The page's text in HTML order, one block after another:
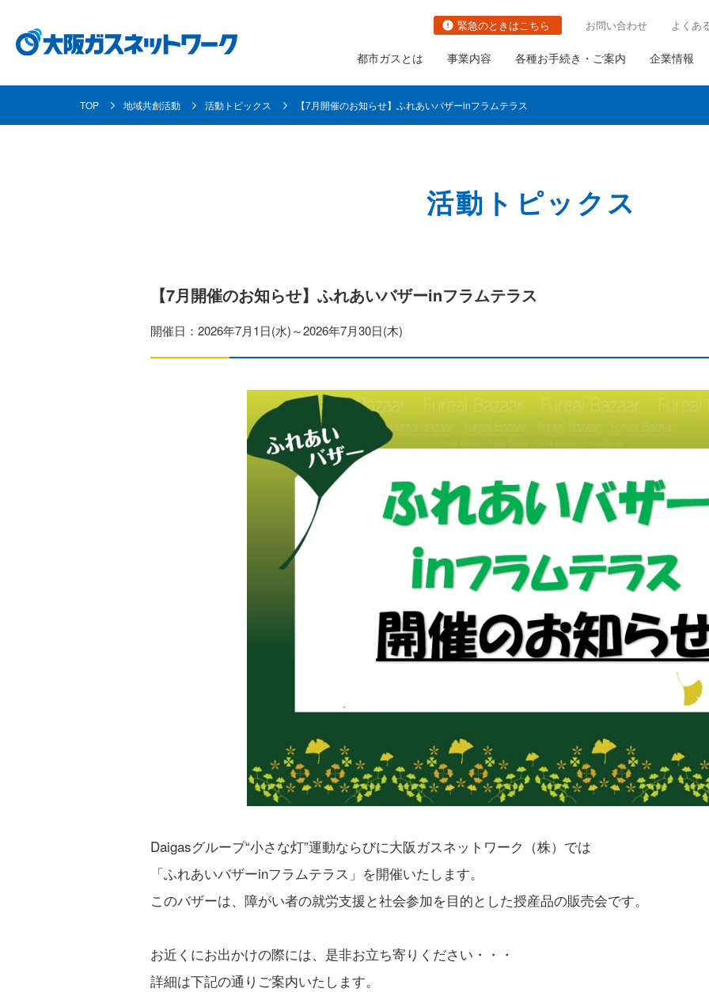
緊急のときはこちら お問い合わせ よくあ
都市ガスとは
都市ガスとは
都市ガスの防災対策の取り組み
事業内容
事業内容
関連事業
各種お手続き・ご案内
各種お手続き・ご案内
ガス栓の増設と取り替え
業務用のお客さま設備について
ガスメーターの取り替え
ガス栓の増設と取り替え
過去に完了したガス工事情報
託送供給・最終保障供給
簡易内管施工登録店の各種業務について
企業情報
企業情報
社長ごあいさつ
採用情報
職種・キャリアイメージ
TOP 地域共創活動 活動トピックス 【7月開催のお知らせ】ふれあいバザーinフラムテラス
活動トピックス
【7月開催のお知らせ】ふれあいバザーinフラムテラス
開催日：2026年7月1日(水)～2026年7月30日(木)
Daigasグループ“小さな灯”運動ならびに大阪ガスネットワーク（株）では
「ふれあいバザーinフラムテラス」を開催いたします。
このバザーは、障がい者の就労支援と社会参加を目的とした授産品の販売会です。
お近くにお出かけの際には、是非お立ち寄りください・・・
詳細は下記の通りご案内いたします。